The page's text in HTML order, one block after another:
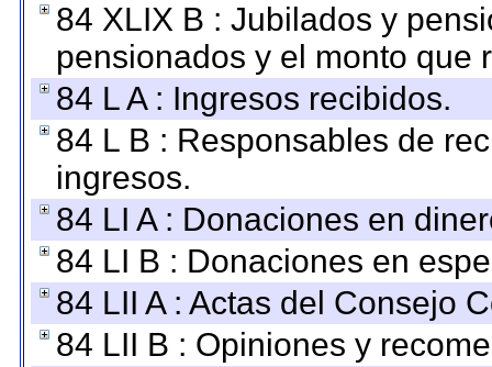
84 XLIX B : Jubilados y
pensionados y el monto que
84 L A : Ingresos recibidos.
84 L B : Responsables de
ingresos.
84 LI A : Donaciones en
84 LI B : Donaciones en
84 LII A : Actas del Consejo
84 LII B : Opiniones y